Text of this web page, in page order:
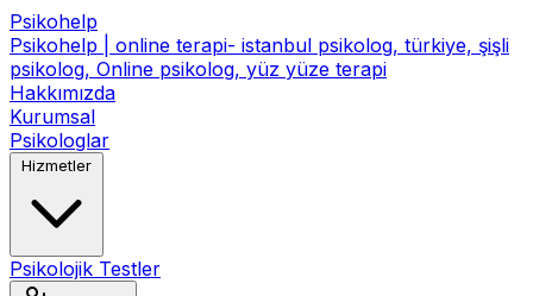
Psikohelp
Psikohelp | online terapi- istanbul psikolog, türkiye, şişli
psikolog, Online psikolog, yüz yüze terapi
Hakkımızda
Kurumsal
Psikologlar
Hizmetler
Psikolojik Testler